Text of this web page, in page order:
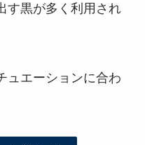
す黒が多く利用され
ュエーションに合わ